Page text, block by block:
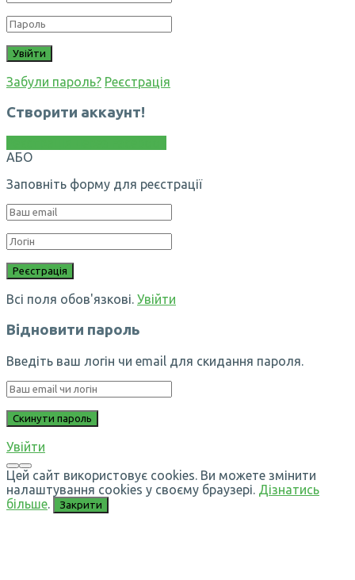
Забули пароль? Реєстрація
Створити аккаунт!
АБО
Заповніть форму для реєстрації
Всі поля обов'язкові. Увійти
Відновити пароль
Введіть ваш логін чи email для скидання пароля.
Увійти
Цей сайт використовує cookies. Ви можете змінити
налаштування cookies у своєму браузері. Дізнатись
більше. Закрити